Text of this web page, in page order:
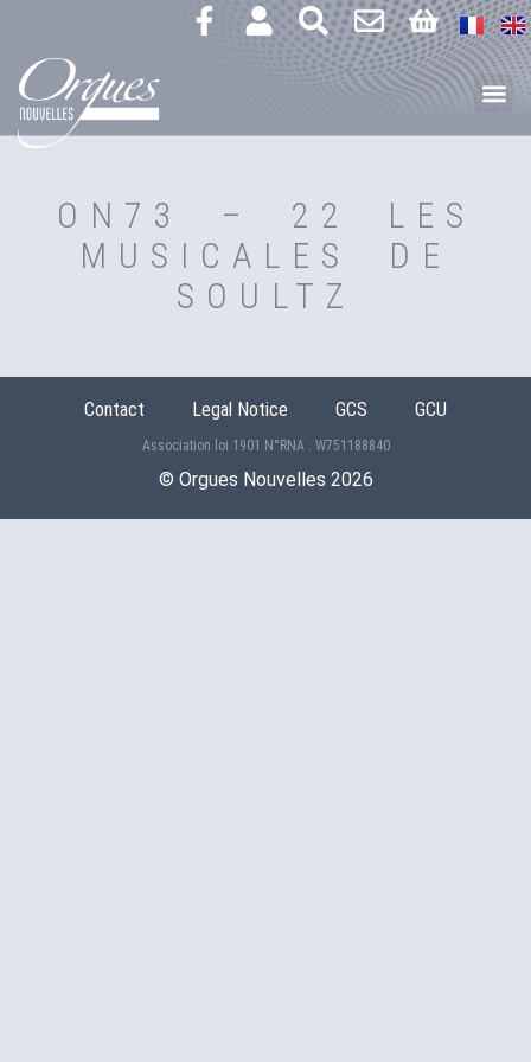
ON73 – 22 LES
MUSICALES DE
SOULTZ
©️ Orgues Nouvelles 2026
Association loi 1901 N°RNA : W751188840
Contact Legal Notice GCS GCU